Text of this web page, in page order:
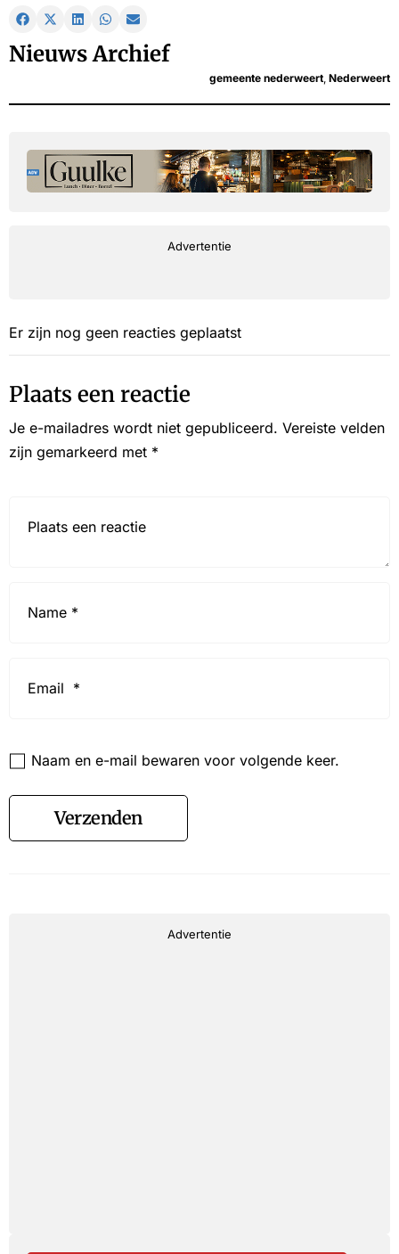
Nieuws Archief
gemeente nederweert, Nederweert
Advertentie
Er zijn nog geen reacties geplaatst
Plaats een reactie
Je e-mailadres wordt niet gepubliceerd. Vereiste velden
zijn gemarkeerd met *
Naam en e-mail bewaren voor volgende keer.
Verzenden
Advertentie